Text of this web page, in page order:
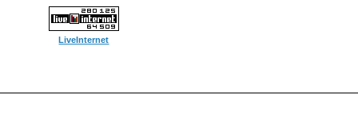
LiveInternet